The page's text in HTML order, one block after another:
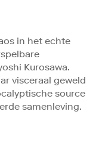
in het echte
Kurosawa.
visceraal geweld
source
samenleving.